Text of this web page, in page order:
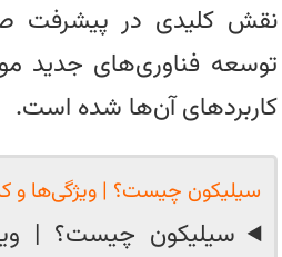
نقش کلیدی در پیشرفت
توسعه فناوری‌های جدید
کاربردهای آن‌ها شده است.
سیلیکون چیست؟ | ویژگی‌ها و
سیلیکون چیست؟ |